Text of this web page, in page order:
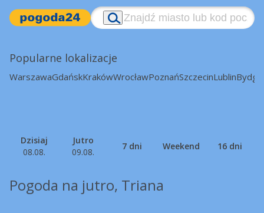
Popularne lokalizacje
WarszawaGdańskKrakówWrocławPoznańSzczecinLublin
Dzisiaj
08.08.
Jutro
09.08.
7 dni Weekend 16 dni
Pogoda na jutro, Triana